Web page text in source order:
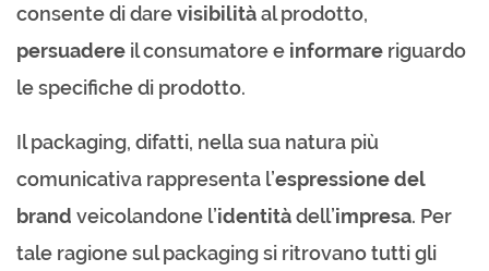
consente di darevisibilitàal prodotto,
persuadere il consumatore e informare riguardo
le specifiche di prodotto.
Il packaging, difatti, nella sua natura più
comunicativa rappresenta l’espressionedel
brand veicolandone l’identitàdell’impresa. Per
tale ragione sul packaging si ritrovano tutti gli